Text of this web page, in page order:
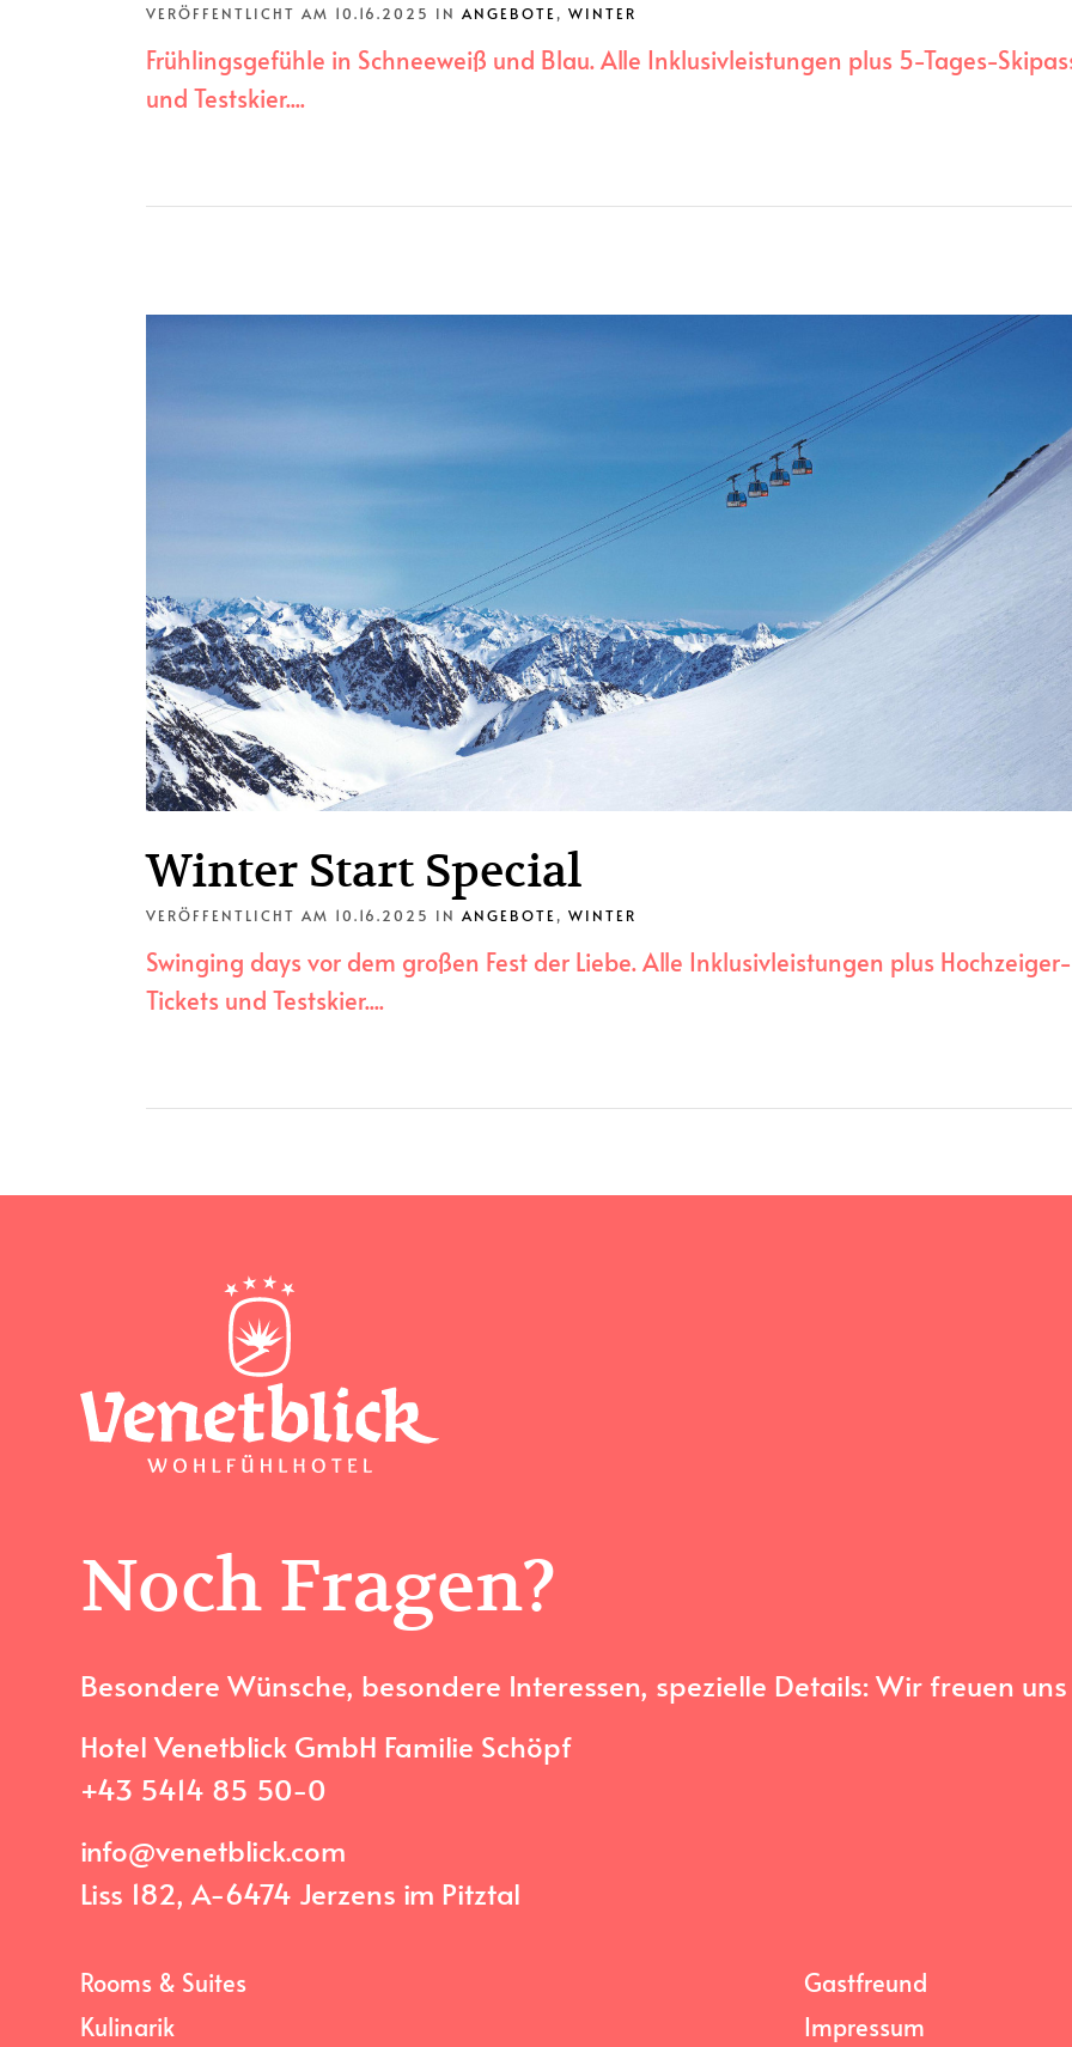
VERÖFFENTLICHT AM 10.16.2025 IN ANGEBOTE , WINTER
Frühlingsgefühle in Schneeweiß und Blau. Alle Inklusivleistungen plus 5-Tages-
und Testskier....
Winter Start Special
VERÖFFENTLICHT AM 10.16.2025 IN ANGEBOTE, WINTER
Swinging days vor dem großen Fest der Liebe. Alle Inklusivleistungen plus Hochzeiger-
Tickets und Testskier....
Noch Fragen?
Besondere Wünsche, besondere Interessen, spezielle Details: Wir freuen
Hotel Venetblick GmbH Familie Schöpf
+43 5414 85 50-0
info@venetblick.com
Liss 182, A-6474 Jerzens im Pitztal
Rooms & Suites
Kulinarik
Gastfreund
Impressum